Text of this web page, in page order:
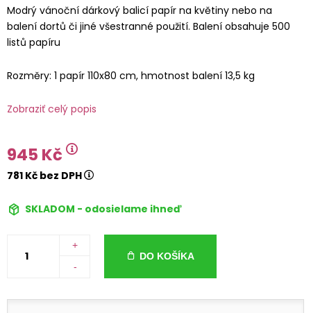
Modrý vánoční dárkový balicí papír na květiny nebo na
balení dortů či jiné všestranné použití. Balení obsahuje 500
listů papíru
Rozměry: 1 papír 110x80 cm, hmotnost balení 13,5 kg
Zobraziť celý popis
945 Kč
781 Kč bez DPH
SKLADOM - odosielame ihneď
+
-
DO KOŠÍKA